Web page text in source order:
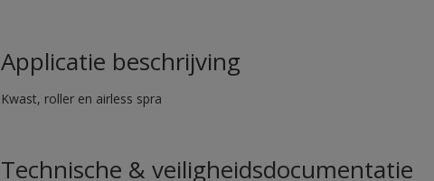
Applicatie beschrijving
Kwast, roller en airless spra
Technische & veiligheidsdocumentatie